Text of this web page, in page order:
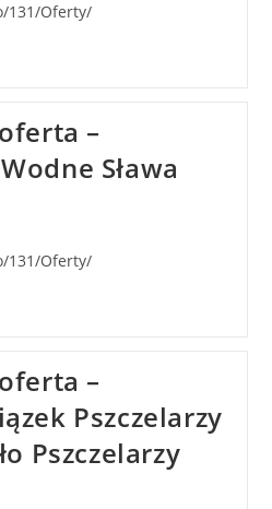
131/Oferty/
–
Sława
131/Oferty/
–
Pszczelarzy
Pszczelarzy